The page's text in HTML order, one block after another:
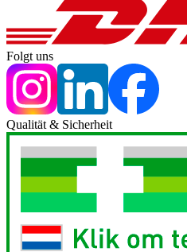
Folgt uns
Qualität & Sicherheit